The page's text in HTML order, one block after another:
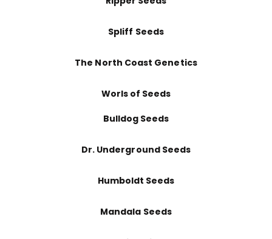
Spliff Seeds
The North Coast Genetics
Worls of Seeds
Bulldog Seeds
Dr. Underground Seeds
Humboldt Seeds
Mandala Seeds